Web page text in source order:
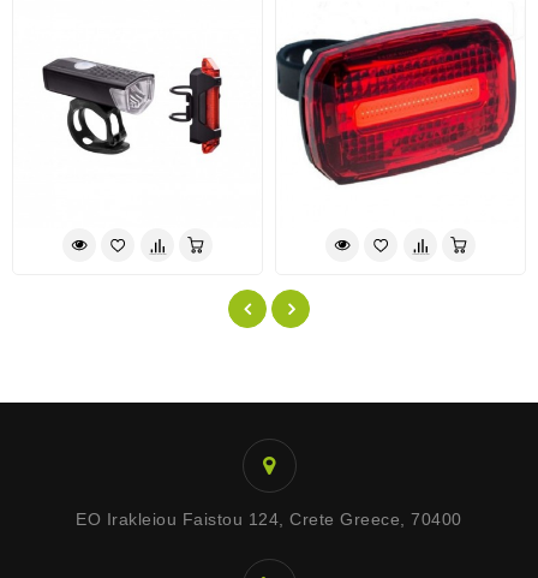
EO Irakleiou Faistou 124, Crete Greece, 70400